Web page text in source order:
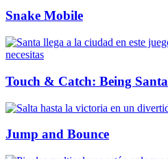
Snake Mobile
Touch & Catch: Being Santa
Jump and Bounce